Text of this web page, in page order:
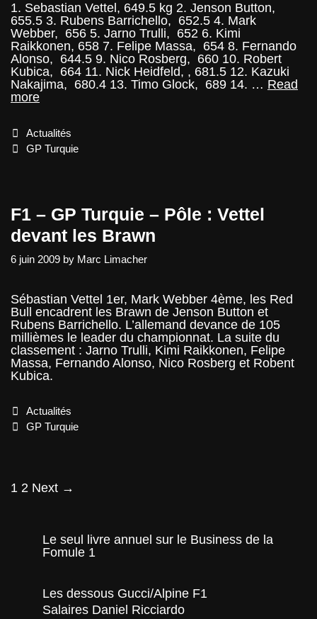
1. Sebastian Vettel, 649.5 kg 2. Jenson Button,
655.5 3. Rubens Barrichello, 652.5 4. Mark
Webber, 656 5. Jarno Trulli, 652 6. Kimi
Raikkonen, 658 7. Felipe Massa, 654 8. Fernando
Alonso, 644.5 9. Nico Rosberg, 660 10. Robert
Kubica, 664 11. Nick Heidfeld, , 681.5 12. Kazuki
Nakajima, 680.4 13. Timo Glock, 689 14. … Read
moreF1
Turquie
–
Categories
Actualités
Tags
GP Turquie
F1 – GP Turquie – Pôle : Vettel
devant les Brawn
6 juin 2009 by Marc Limacher
Sébastian Vettel 1er, Mark Webber 4ème, les Red
Bull encadrent les Brawn de Jenson Button et
Rubens Barrichello. L’allemand devance de 105
millièmes le leader du championnat. La suite du
classement : Jarno Trulli, Kimi Raikkonen, Felipe
Massa, Fernando Alonso, Nico Rosberg et Robent
Kubica.
Categories
Actualités
Tags
GP Turquie
Post
1 2 Next →
Le seul livre annuel sur le Business de la
Fomule 1
Les dessous Gucci/Alpine F1
Salaires Daniel Ricciardo